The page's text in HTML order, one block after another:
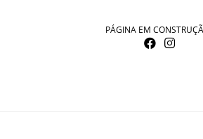
PÁGINA EM